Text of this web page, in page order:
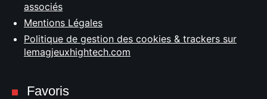
associés
Mentions Légales
Politique de gestion des cookies & trackers sur
lemagjeuxhightech.com
Favoris